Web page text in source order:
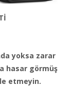
yoksa zarar
hasar görmüş
etmeyin.